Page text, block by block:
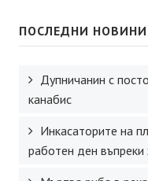
ПОСЛЕДНИ НОВИНИ
Дупничанин с
канабис
Инкасаторите на
работен ден въпреки